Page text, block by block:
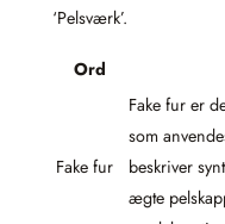
‘Pelsværk’.
Ord
Fake fur
Fake fur er
som
beskriver
ægte